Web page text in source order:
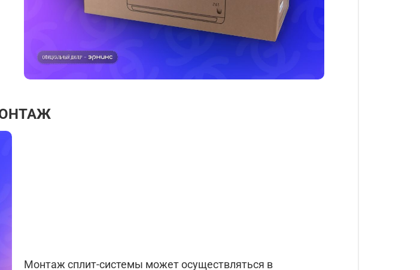
Монтаж сплит-системы может осуществляться в